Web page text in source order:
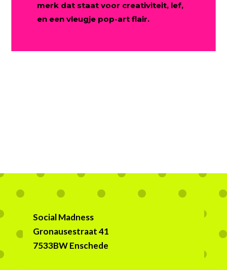
merk dat staat voor creativiteit, lef,
en een vleugje pop-art flair.
Social Madness
Gronausestraat 41
7533BW Enschede